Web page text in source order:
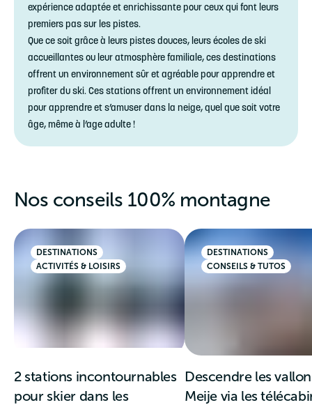
expérience adaptée et enrichissante pour ceux qui font leurs
premiers pas sur les pistes.
Que ce soit grâce à leurs pistes douces, leurs écoles de ski
accueillantes ou leur atmosphère familiale, ces destinations
offrent un environnement sûr et agréable pour apprendre et
profiter du ski. Ces stations offrent un environnement idéal
pour apprendre et s’amuser dans la neige, quel que soit votre
âge, même à l’age adulte !
Nos conseils 100% montagne
DESTINATIONS
ACTIVITÉS & LOISIRS
2 stations incontournables
pour skier dans les
DESTINATIONS
CONSEILS & TUTOS
Descendre les
Meije via les